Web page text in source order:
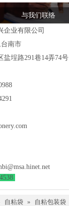
与我们联络
企业有限公司
南市
盐埕路291巷14弄74号
自粘袋 » 自粘包装袋